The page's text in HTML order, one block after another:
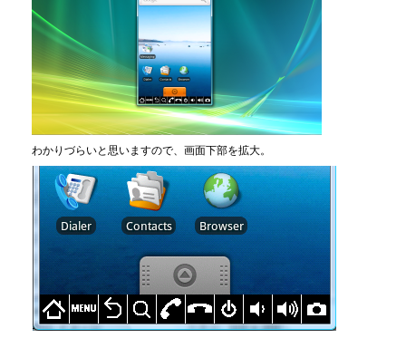
わかりづらいと思いますので、画面下部を拡大。